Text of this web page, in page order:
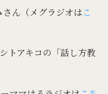
ん（メグラジオはこ
トアキコの「話し方教